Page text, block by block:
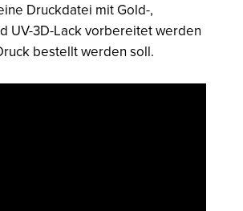
Druckdatei mit Gold-,
UV-3D-Lack vorbereitet werden
bestellt werden soll.